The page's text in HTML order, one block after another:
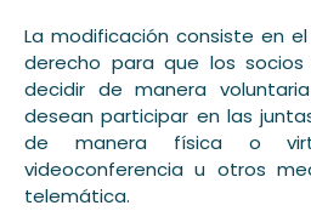
La modificación consiste en
derecho para que los
decidir de manera
desean participar en las
de manera física o
videoconferencia u otros
telemática.